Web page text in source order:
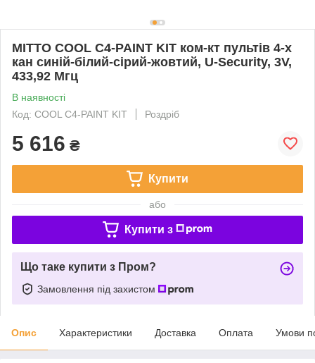
MITTO COOL C4-PAINT KIT ком-кт пультів 4-х
кан синій-білий-сірий-жовтий, U-Security, 3V,
433,92 Мгц
В наявності
Код: COOL C4-PAINT KIT
Роздріб
5 616 ₴
Купити
або
Купити з
Що таке купити з Пром?
Замовлення під захистом
Опис Характеристики Доставка Оплата Умови